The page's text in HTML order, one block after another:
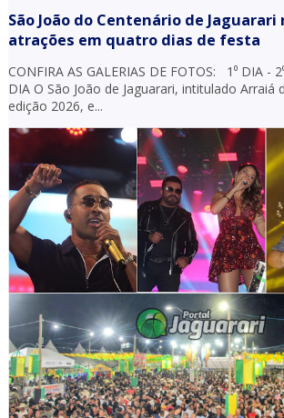
São João do Centenário de
atrações em quatro dias de festa
CONFIRA AS GALERIAS DE FOTOS: 1⁰ DIA -
DIA O São João de Jaguarari, intitulado Arraiá
edição 2026, e...